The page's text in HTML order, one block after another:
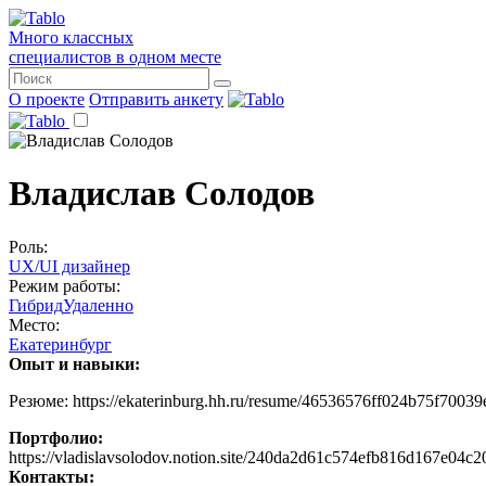
Много классных
специалистов в одном месте
О проекте Отправить анкету
Владислав Солодов
Роль:
UX/UI дизайнер
Режим работы:
ГибридУдаленно
Место:
Екатеринбург
Опыт и навыки:
Резюме: https://ekaterinburg.hh.ru/resume/
Портфолио:
https://vladislavsolodov.notion.site/
Контакты: